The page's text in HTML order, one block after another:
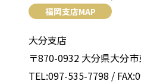
福岡支店MAP
大分支店
〒870-0932 大分県大分
TEL:097-535-7798 /